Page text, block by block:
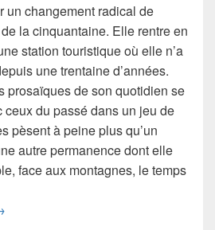
un changement radical de
la cinquantaine. Elle rentre en
station touristique où elle n’a
une trentaine d’années.
prosaïques de son quotidien se
du passé dans un jeu de
pèsent à peine plus qu’un
autre permanence dont elle
face aux montagnes, le temps
#40 | Magasins généraux